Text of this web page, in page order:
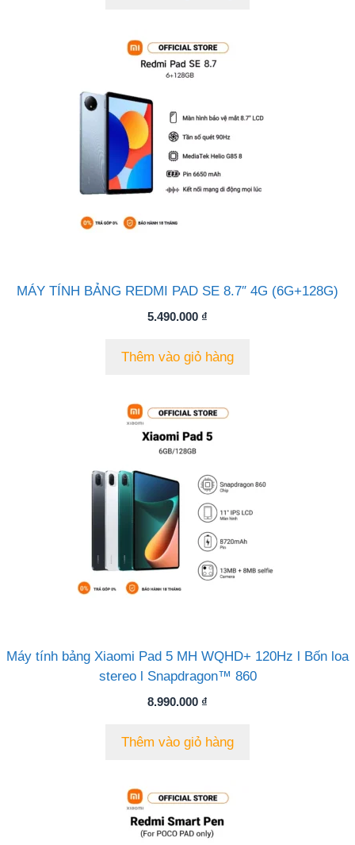
MÁY TÍNH BẢNG REDMI PAD SE 8.7″ 4G (6G+128G)
5.490.000 ₫
Thêm vào giỏ hàng
Máy tính bảng Xiaomi Pad 5 MH WQHD+ 120Hz l Bốn loa
stereo l Snapdragon™ 860
8.990.000 ₫
Thêm vào giỏ hàng